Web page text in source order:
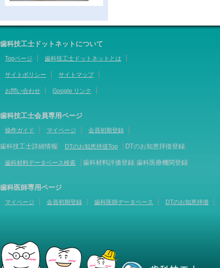
歯科技工士ドットネットについて
Topページ 歯科技工士ドットネットとは
サイトポリシー サイトマップ
お問い合わせ Google リンク
歯科技工士会員専用ページ
操作ガイド マイページ 会員初期登録
歯科技工士詳細情報 DTのお知恵拝借Top DTのお知恵拝借登録
歯科材料データベース検索 歯科材料評価登録 歯科医療機関登録
歯科医師専用ページ
マイページ 会員初期登録 歯科医師データベース DTのお知恵拝借